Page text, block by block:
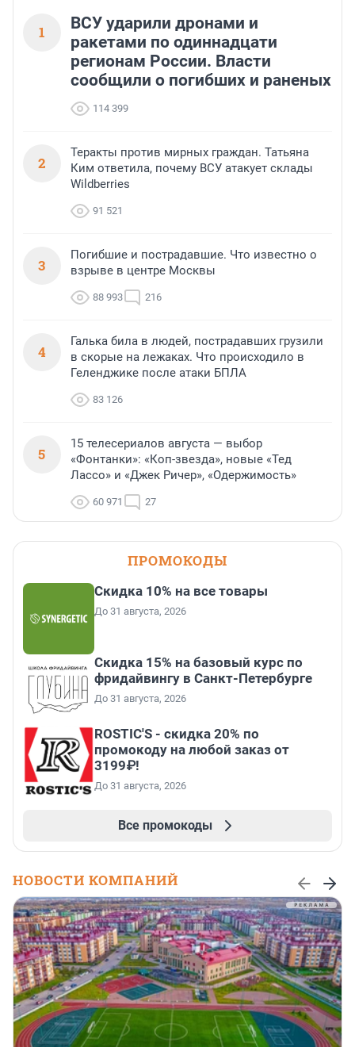
1
ВСУ ударили дронами и
ракетами по одиннадцати
регионам России. Власти
сообщили о погибших и раненых
114 399
2
Теракты против мирных граждан. Татьяна
Ким ответила, почему ВСУ атакует склады
Wildberries
91 521
3
Погибшие и пострадавшие. Что известно о
взрыве в центре Москвы
88 993 216
4
Галька била в людей, пострадавших грузили
в скорые на лежаках. Что происходило в
Геленджике после атаки БПЛА
83 126
5
15 телесериалов августа — выбор
«Фонтанки»: «Коп-звезда», новые «Тед
Лассо» и «Джек Ричер», «Одержимость»
60 971 27
ПРОМОКОДЫ
Скидка 10% на все товары
До 31 августа, 2026
Скидка 15% на базовый курс по
фридайвингу в Санкт-Петербурге
До 31 августа, 2026
ROSTIC'S - скидка 20% по
промокоду на любой заказ от
3199₽!
До 31 августа, 2026
Все промокоды
НОВОСТИ КОМПАНИЙ